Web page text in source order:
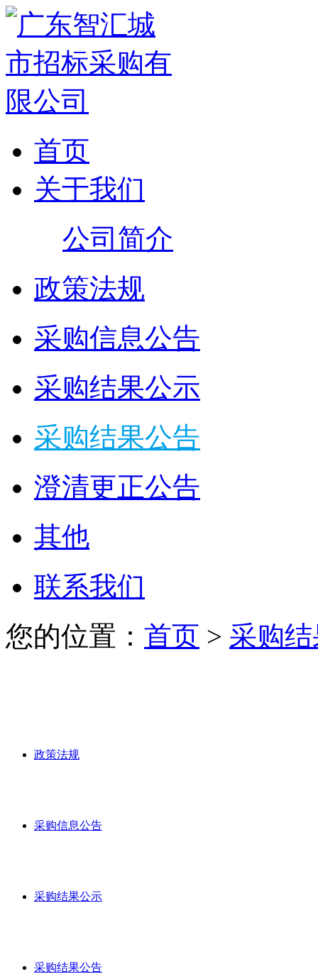
首页
关于我们
公司简介
政策法规
采购信息公告
采购结果公示
采购结果公告
澄清更正公告
其他
联系我们
您的位置： 首页 > 采购
政策法规
采购信息公告
采购结果公示
采购结果公告